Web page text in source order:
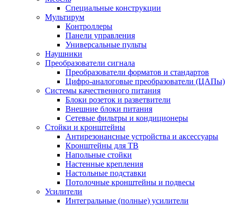
Специальные конструкции
Мультирум
Контроллеры
Панели управления
Универсальные пульты
Наушники
Преобразователи сигнала
Преобразователи форматов и стандартов
Цифро-аналоговые преобразователи (ЦАПы)
Системы качественного питания
Блоки розеток и разветвители
Внешние блоки питания
Сетевые фильтры и кондиционеры
Стойки и кронштейны
Антирезонансные устройства и аксессуары
Кронштейны для ТВ
Напольные стойки
Настенные крепления
Настольные подставки
Потолочные кронштейны и подвесы
Усилители
Интегральные (полные) усилители